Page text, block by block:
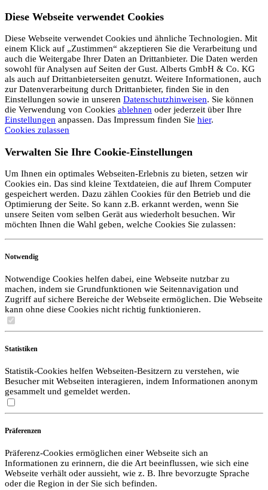
Diese Webseite verwendet Cookies
Diese Webseite verwendet Cookies und ähnliche Technologien. Mit
einem Klick auf „Zustimmen“ akzeptieren Sie die Verarbeitung und
auch die Weitergabe Ihrer Daten an Drittanbieter. Die Daten werden
sowohl für Analysen auf Seiten der Gust. Alberts GmbH & Co. KG
als auch auf Drittanbieterseiten genutzt. Weitere Informationen, auch
zur Datenverarbeitung durch Drittanbieter, finden Sie in den
Einstellungen sowie in unseren Datenschutzhinweisen. Sie können
die Verwendung von Cookies ablehnen oder jederzeit über Ihre
Einstellungen anpassen. Das Impressum finden Sie hier.
Cookies zulassen
Verwalten Sie Ihre Cookie-Einstellungen
Um Ihnen ein optimales Webseiten-Erlebnis zu bieten, setzen wir
Cookies ein. Das sind kleine Textdateien, die auf Ihrem Computer
gespeichert werden. Dazu zählen Cookies für den Betrieb und die
Optimierung der Seite. So kann z.B. erkannt werden, wenn Sie
unsere Seiten vom selben Gerät aus wiederholt besuchen. Wir
möchten Ihnen die Wahl geben, welche Cookies Sie zulassen:
Notwendig
Notwendige Cookies helfen dabei, eine Webseite nutzbar zu
machen, indem sie Grundfunktionen wie Seitennavigation und
Zugriff auf sichere Bereiche der Webseite ermöglichen. Die Webseite
kann ohne diese Cookies nicht richtig funktionieren.
Statistiken
Statistik-Cookies helfen Webseiten-Besitzern zu verstehen, wie
Besucher mit Webseiten interagieren, indem Informationen anonym
gesammelt und gemeldet werden.
Präferenzen
Präferenz-Cookies ermöglichen einer Webseite sich an
Informationen zu erinnern, die die Art beeinflussen, wie sich eine
Webseite verhält oder aussieht, wie z. B. Ihre bevorzugte Sprache
oder die Region in der Sie sich befinden.